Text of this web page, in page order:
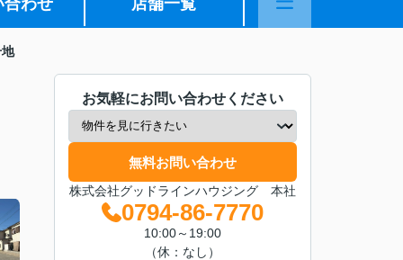
合わせ 店舗一覧
お気軽にお問い合わせください
無料お問い合わせ
株式会社グッドラインハウジング 本社
0794-86-7770
10:00～19:00
（休：なし）